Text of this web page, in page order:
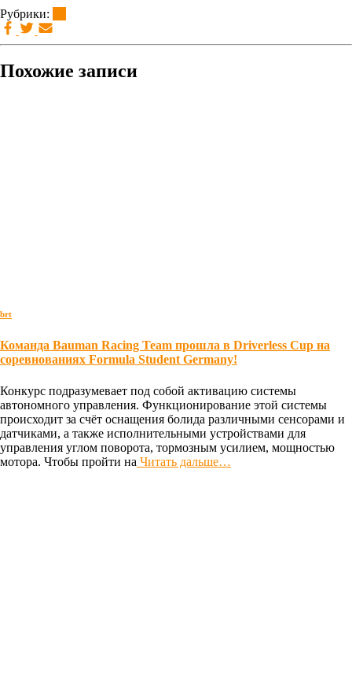
Рубрики:
Похожие записи
brt
Команда Bauman Racing Team прошла в Driverless Cup на
соревнованиях Formula Student Germany!
Конкурс подразумевает под собой активацию системы
автономного управления. Функционирование этой системы
происходит за счёт оснащения болида различными сенсорами и
датчиками, а также исполнительными устройствами для
управления углом поворота, тормозным усилием, мощностью
мотора. Чтобы пройти на Читать дальше…